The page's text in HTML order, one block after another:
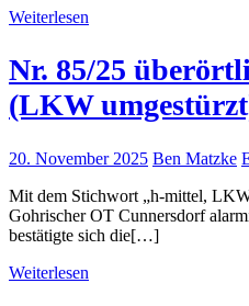
Weiterlesen
Nr. 85/25
(LKW
20. November 2025 Ben Matzke
Mit dem Stichwort „h-mittel,
Gohrischer OT Cunnersdorf
bestätigte sich die[…]
Weiterlesen